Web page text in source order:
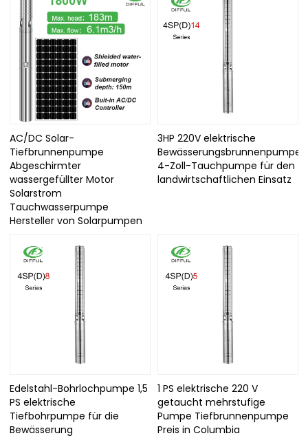
AC/DC Solar-
Tiefbrunnenpumpe
Abgeschirmter
wassergefüllter Motor
Solarstrom
Tauchwasserpumpe
Hersteller von Solarpumpen
3HP 220V elektrische
Bewässerungsbrunnenpumpe
4-Zoll-Tauchpumpe für den
landwirtschaftlichen Einsatz
Edelstahl-Bohrlochpumpe 1,5
PS elektrische
Tiefbohrpumpe für die
Bewässerung
1 PS elektrische 220 V
getaucht mehrstufige
Pumpe Tiefbrunnenpumpe
Preis in Columbia